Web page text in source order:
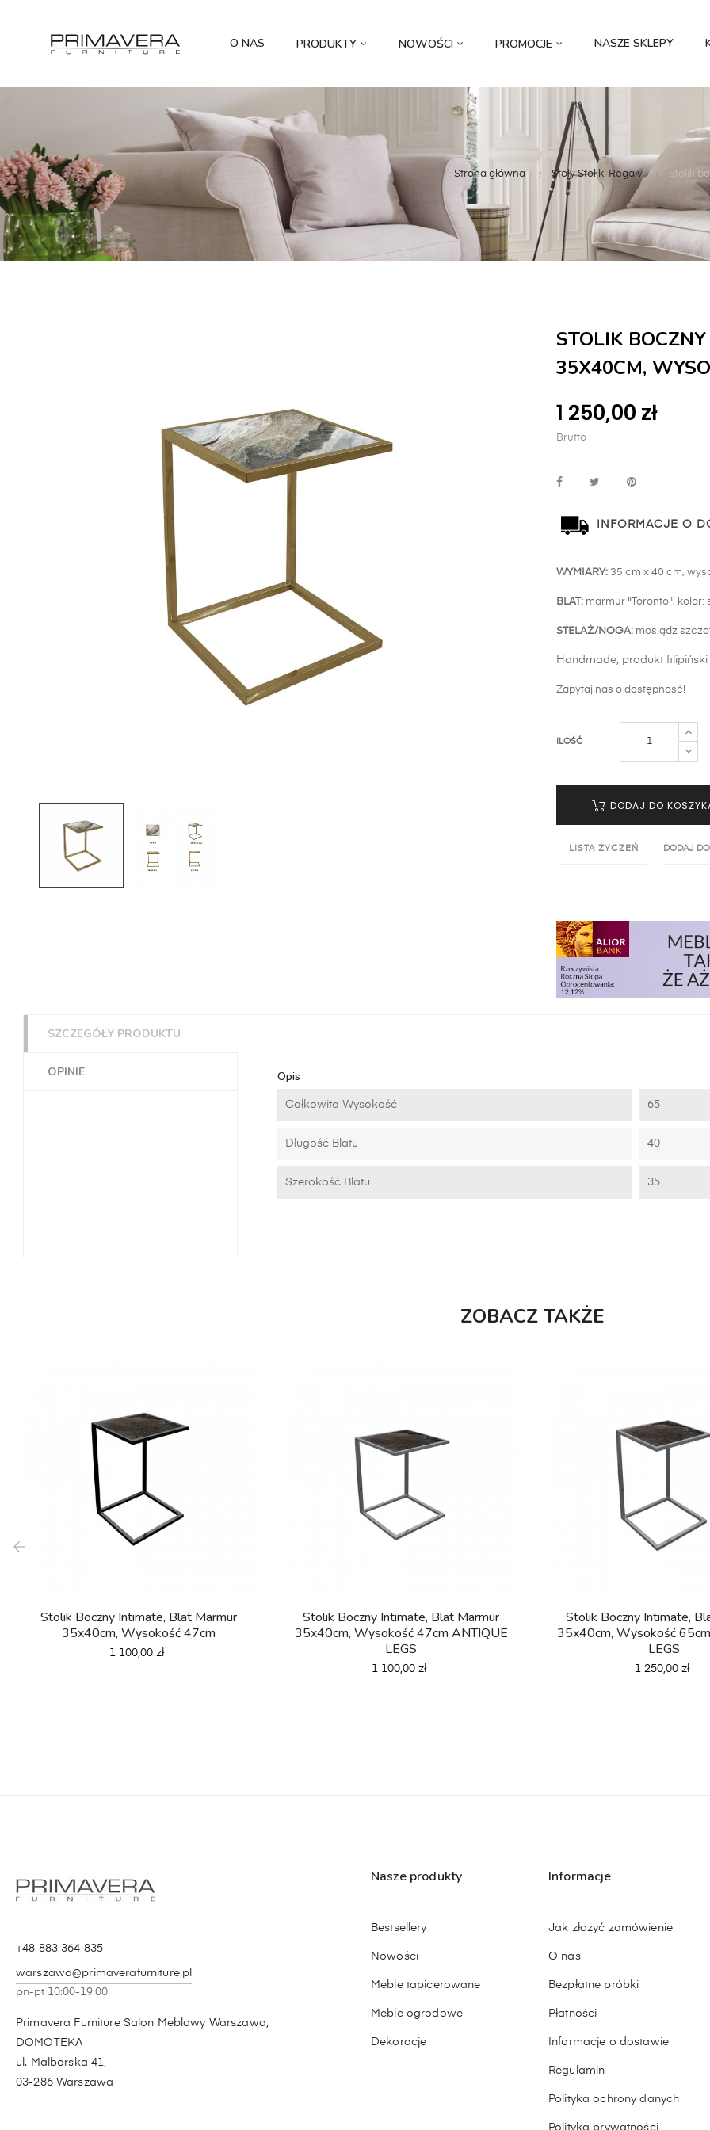
O NAS PRODUKTY NOWOŚCI PROMOCJE NASZE SKLEPY
Strona główna Stoły Stoliki Regały Stolik
STOLIK
35X40CM,
1 250,00 zł
Brutto
INFORMACJE O
WYMIARY: 35 cm x 40 cm,
BLAT: marmur "Toronto", kolor:
STELAŻ/NOGA: mosiądz
Handmade, produkt filipiński
Zapytaj nas o dostępność!
ILOŚĆ
DODAJ DO
LISTA ŻYCZEŃ DODAJ
SZCZEGÓŁY PRODUKTU
OPINIE Opis
Całkowita Wysokość 65
Długość Blatu 40
Szerokość Blatu 35
ZOBACZ TAKŻE
Stolik Boczny Intimate, Blat Marmur
35x40cm, Wysokość 47cm
Cena
1 100,00 zł
Stolik Boczny Intimate, Blat Marmur
35x40cm, Wysokość 47cm ANTIQUE
LEGS
Cena
1 100,00 zł
Stolik Boczny Intimate,
35x40cm, Wysokość
LEGS
Cena
1 250,00 zł
+48 883 364 835
warszawa@primaverafurniture.pl
pn-pt 10:00-19:00
Primavera Furniture Salon Meblowy Warszawa,
DOMOTEKA
ul. Malborska 41,
03-286 Warszawa
Nasze produkty
Bestsellery
Nowości
Meble tapicerowane
Meble ogrodowe
Dekoracje
Informacje
Jak złożyć zamówienie
O nas
Bezpłatne próbki
Płatności
Informacje o dostawie
Regulamin
Polityka ochrony danych
Polityka prywatności